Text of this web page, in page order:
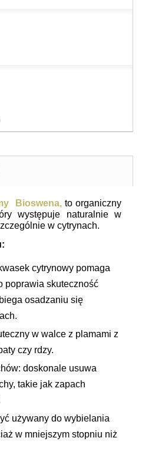
Bioswena, to organiczny
występuje naturalnie w
w cytrynach.
cytrynowy pomaga
poprawia skuteczność
osadzaniu się
w walce z plamami z
czy rdzy.
doskonale usuwa
takie jak zapach
używany do wybielania
w mniejszym stopniu niż